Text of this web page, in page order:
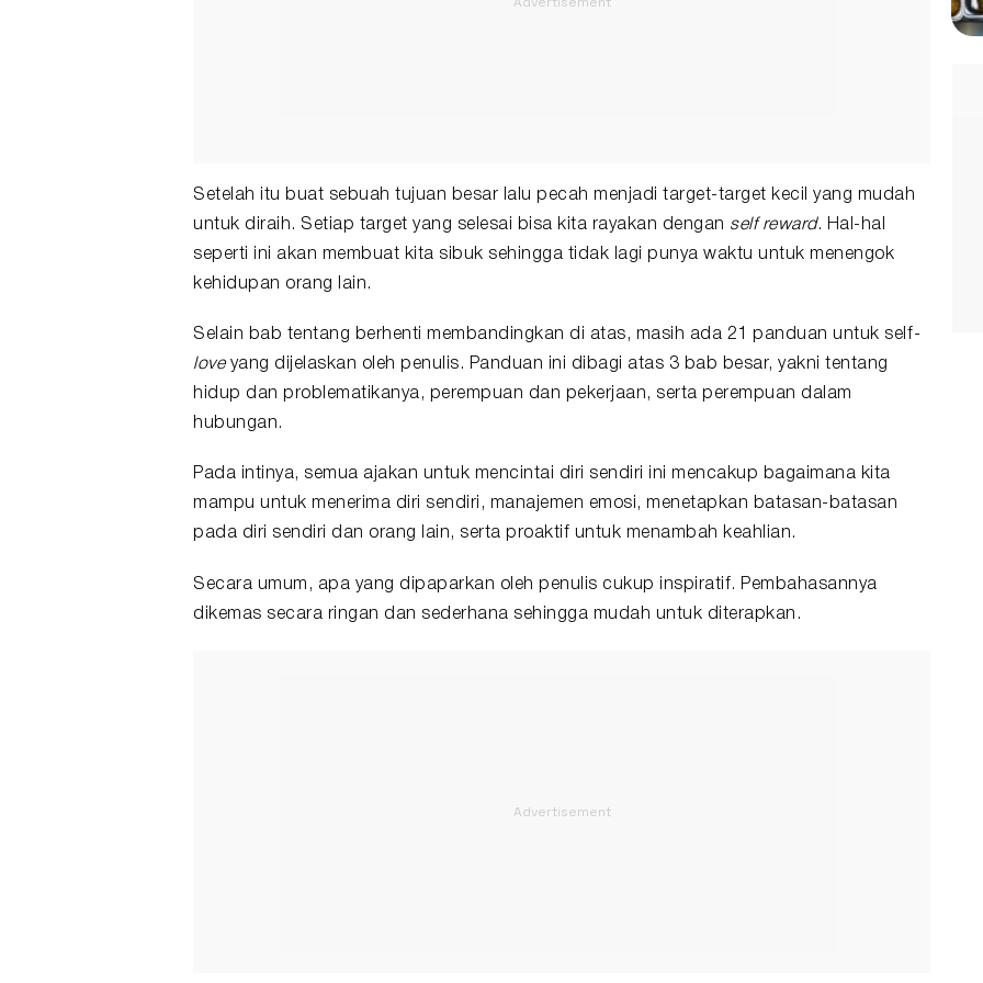
Setelah itu buat sebuah tujuan besar lalu pecah menjadi target-target kecil yang mudah
untuk diraih. Setiap target yang selesai bisa kita rayakan dengan self reward. Hal-hal
seperti ini akan membuat kita sibuk sehingga tidak lagi punya waktu untuk menengok
kehidupan orang lain.
Selain bab tentang berhenti membandingkan di atas, masih ada 21 panduan untuk self-
loveyang dijelaskan oleh penulis. Panduan ini dibagi atas 3 bab besar, yakni tentang
hidup dan problematikanya, perempuan dan pekerjaan, serta perempuan dalam
hubungan.
Pada intinya, semua ajakan untuk mencintai diri sendiri ini mencakup bagaimana kita
mampu untuk menerima diri sendiri, manajemen emosi, menetapkan batasan-batasan
pada diri sendiri dan orang lain, serta proaktif untuk menambah keahlian.
Secara umum, apa yang dipaparkan oleh penulis cukup inspiratif. Pembahasannya
dikemas secara ringan dan sederhana sehingga mudah untuk diterapkan.